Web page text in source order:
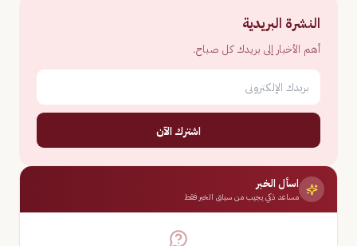
النشرة البريدية
أهم الأخبار إلى بريدك كل صباح.
اشترك الآن
اسأل الخبر
مساعد ذكي يجيب من سياق الخبر فقط